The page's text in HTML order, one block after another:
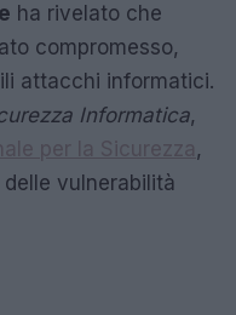
ha rivelato che
compromesso,
attacchi informatici.
Informatica,
,
vulnerabilità